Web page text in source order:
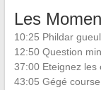
Les
10:25 Phildar
12:50 Question
37:00 Eteignez les
43:05 Gégé